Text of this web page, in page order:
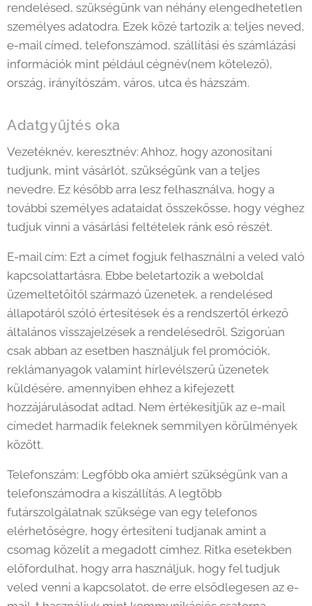
rendelésed, szükségünk van néhány elengedhetetlen
személyes adatodra. Ezek közé tartozik a: teljes neved,
e-mail címed, telefonszámod, szállítási és számlázási
információk mint például cégnév(nem kötelező),
ország, irányítószám, város, utca és házszám.
Adatgyűjtés oka
Vezetéknév, keresztnév: Ahhoz, hogy azonosítani
tudjunk, mint vásárlót, szükségünk van a teljes
nevedre. Ez később arra lesz felhasználva, hogy a
további személyes adataidat összekösse, hogy véghez
tudjuk vinni a vásárlási feltételek ránk eső részét.
E-mail cím: Ezt a címet fogjuk felhasználni a veled való
kapcsolattartásra. Ebbe beletartozik a weboldal
üzemeltetőitől származó üzenetek, a rendelésed
állapotáról szóló értesítések és a rendszertől érkező
általános visszajelzések a rendelésedről. Szigorúan
csak abban az esetben használjuk fel promóciók,
reklámanyagok valamint hírlevélszerű üzenetek
küldésére, amennyiben ehhez a kifejezett
hozzájárulásodat adtad. Nem értékesítjük az e-mail
címedet harmadik feleknek semmilyen körülmények
között.
Telefonszám: Legfőbb oka amiért szükségünk van a
telefonszámodra a kiszállítás. A legtöbb
futárszolgálatnak szüksége van egy telefonos
elérhetőségre, hogy értesíteni tudjanak amint a
csomag közelít a megadott címhez. Ritka esetekben
előfordulhat, hogy arra használjuk, hogy fel tudjuk
veled venni a kapcsolatot, de erre elsődlegesen az e-